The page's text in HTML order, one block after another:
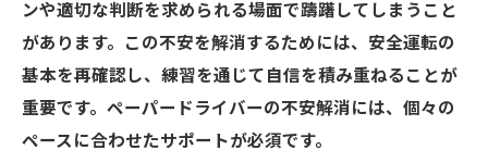
ンや適切な判断を求められる場面で躊躇してしまうこと
があります。この不安を解消するためには、安全運転の
基本を再確認し、練習を通じて自信を積み重ねることが
重要です。ペーパードライバーの不安解消には、個々の
ペースに合わせたサポートが必須です。